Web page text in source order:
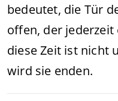
bedeutet, die Tür
offen, der
diese Zeit ist nicht
wird sie enden.